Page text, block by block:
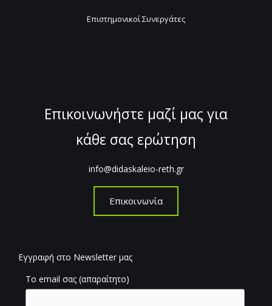
Επιστημονικοί Συνεργάτες
Επικοινωνήστε μαζί μας για
κάθε σας ερώτηση
info@didaskaleio-reth.gr
Επικοινωνία
Εγγραφή στο Newsletter μας
Το email σας (απαραίτητο)